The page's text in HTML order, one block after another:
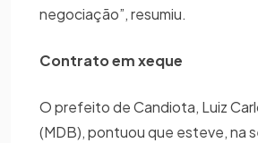
negociação”, resumiu.
Contrato em xeque
O prefeito de Candiota, Luiz
(MDB), pontuou que esteve, na